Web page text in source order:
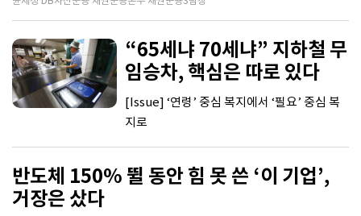
“65세냐 70세냐” 지하철 무
임승차, 핵심은 따로 있다
[Issue] ‘연령’ 중심 복지에서 ‘필요’ 중심 복
지로
반도체 150% 뛸 동안 힘 못 쓴 ‘이 기업’,
거장은 샀다